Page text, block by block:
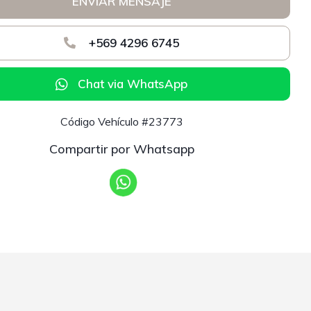
+569 4296 6745
Chat via WhatsApp
Código Vehículo #23773
Compartir por Whatsapp